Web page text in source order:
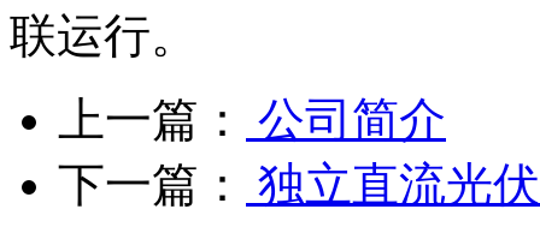
联运行。
上一篇：
公司简介
下一篇：
独立直流光